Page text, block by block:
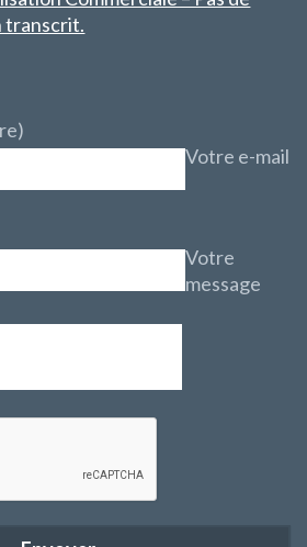
transcrit.
Votre e-mail
Votre
message